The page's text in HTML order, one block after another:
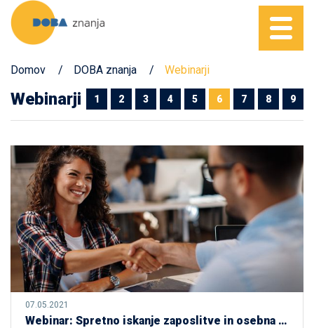
Domov DOBA znanja Webinarji
Webinarji 1 2 3 4 5 6 7 8 9
07.05.2021
Webinar: Spretno iskanje zaposlitve in osebna predstavitev